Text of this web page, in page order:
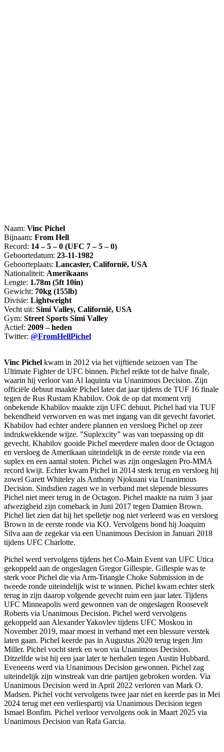
Naam: Vinc Pichel
Bijnaam: From Hell
Record: 14 – 5 – 0 (UFC 7 – 5 – 0)
Geboortedatum: 23-11-1982
Geboorteplaats: Lancaster, Californië, USA
Nationaliteit: Amerikaans
Lengte: 1.78m (5ft 10in)
Gewicht: 70kg (155lb)
Divisie: Lightweight
Vecht uit: Simi Valley, Californië, USA
Gym: Street Sports Simi Valley
Actief: 2009 – heden
Twitter: @FromHellPichel
Vinc Pichel kwam in 2012 via het vijftiende seizoen van The
Ultimate Fighter de UFC binnen. Pichel reikte tot de halve finale,
waarin hij verloor van Al Iaquinta via Unanimous Decision. Zijn
officiële debuut maakte Pichel later dat jaar tijdens de TUF 16 finale
tegen de Rus Rustam Khabilov. Ook de op dat moment vrij
onbekende Khabilov maakte zijn UFC debuut. Pichel had via TUF
bekendheid verworven en was met ingang van dit gevecht favoriet.
Khabilov had echter andere plannen en versloeg Pichel op zeer
indrukwekkende wijze. ”Suplexcity” was van toepassing op dit
gevecht. Khabilov gooide Pichel meerdere malen door de Octagon
en versloeg de Amerikaan uiteindelijk in de eerste ronde via een
suplex en een aantal stoten. Pichel was zijn ongeslagen Pro-MMA
record kwijt. Echter kwam Pichel in 2014 sterk terug en versloeg hij
zowel Garett Whiteley als Anthony Njokuani via Unanimous
Decision. Sindsdien zagen we in verband met slepende blessures
Pichel niet meer terug in de Octagon. Pichel maakte na ruim 3 jaar
afwezigheid zijn comeback in Juni 2017 tegen Damien Brown.
Pichel liet zien dat hij het spelletje nog niet verleerd was en versloeg
Brown in de eerste ronde via KO. Vervolgens bond hij Joaquim
Silva aan de zegekar via een Unanimous Decision in Januari 2018
tijdens UFC Charlotte.
Pichel werd vervolgens tijdens het Co-Main Event van UFC Utica
gekoppeld aan de ongeslagen Gregor Gillespie. Gillespie was te
sterk voor Pichel die via Arm-Triangle Choke Submission in de
tweede ronde uiteindelijk wist te winnen. Pichel kwam echter sterk
terug in zijn daarop volgende gevecht ruim een jaar later. Tijdens
UFC Minneapolis werd gewonnen van de ongeslagen Roosevelt
Roberts via Unanimous Decision. Pichel werd vervolgens
gekoppeld aan Alexander Yakovlev tijdens UFC Moskou in
November 2019, maar moest in verband met een blessure verstek
laten gaan. Pichel keerde pas in Augustus 2020 terug tegen Jim
Miller. Pichel vocht sterk en won via Unanimous Decision.
Ditzelfde wist hij een jaar later te herhalen tegen Austin Hubbard.
Eveneens werd via Unanimous Decision gewonnen. Pichel zag
uiteindelijk zijn winstreak van drie partijen gebroken worden. Via
Unanimous Decision werd in April 2022 verloren van Mark O.
Madsen. Pichel vocht vervolgens twee jaar niet en keerde pas in Mei
2024 terug met een verliespartij via Unanimous Decision tegen
Ismael Bonfim. Pichel verloor vervolgens ook in Maart 2025 via
Unanimous Decision van Rafa Garcia.